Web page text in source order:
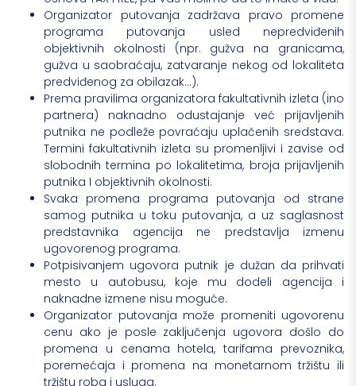
Organizator putovanja zadržava pravo promene
programa putovanja usled nepredviđenih
objektivnih okolnosti (npr. gužva na granicama,
gužva u saobraćaju, zatvaranje nekog od lokaliteta
predviđenog za obilazak...).
Prema pravilima organizatora fakultativnih izleta (ino
partnera) naknadno odustajanje već prijavljenih
putnika ne podleže povraćaju uplačenih sredstava.
Termini fakultativnih izleta su promenljivi i zavise od
slobodnih termina po lokalitetima, broja prijavljenih
putnika I objektivnih okolnosti.
Svaka promena programa putovanja od strane
samog putnika u toku putovanja, a uz saglasnost
predstavnika agencija ne predstavlja izmenu
ugovorenog programa.
Potpisivanjem ugovora putnik je dužan da prihvati
mesto u autobusu, koje mu dodeli agencija i
naknadne izmene nisu moguće.
Organizator putovanja može promeniti ugovorenu
cenu ako je posle zaključenja ugovora došlo do
promena u cenama hotela, tarifama prevoznika,
poremećaja i promena na monetarnom tržištu ili
tržištu roba i usluga.